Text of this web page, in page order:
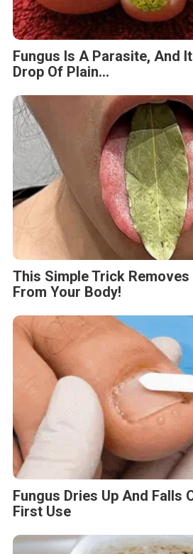
Fungus Is A Parasite, And
Drop Of Plain...
This Simple Trick
From Your Body!
Fungus Dries Up And Falls
First Use